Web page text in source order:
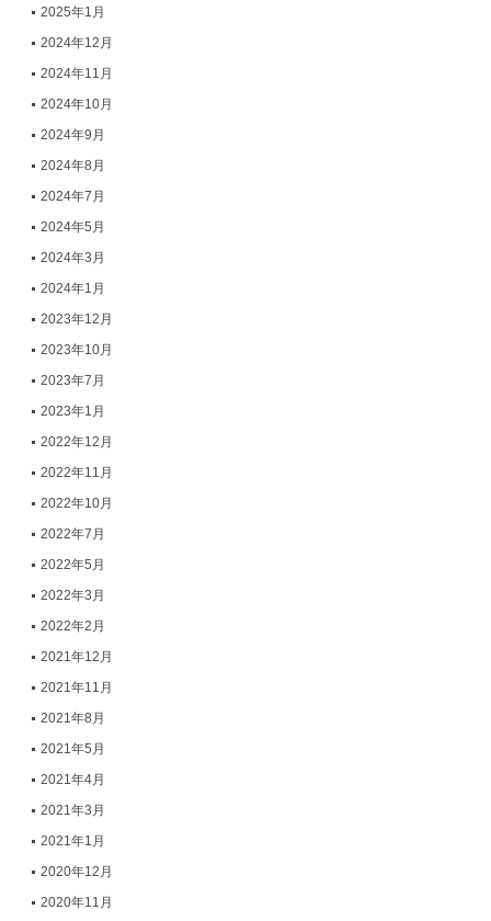
2025年1月
2024年12月
2024年11月
2024年10月
2024年9月
2024年8月
2024年7月
2024年5月
2024年3月
2024年1月
2023年12月
2023年10月
2023年7月
2023年1月
2022年12月
2022年11月
2022年10月
2022年7月
2022年5月
2022年3月
2022年2月
2021年12月
2021年11月
2021年8月
2021年5月
2021年4月
2021年3月
2021年1月
2020年12月
2020年11月